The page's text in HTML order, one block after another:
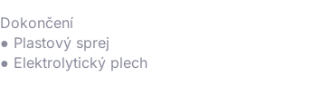
Dokončení
● Plastový sprej
● Elektrolytický plech